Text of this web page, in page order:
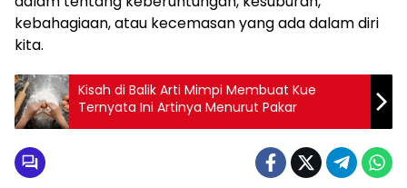
kebahagiaan, atau kecemasan yang ada dalam diri
kita.
Kisah di Balik Arti Mimpi Membuat Kue
Ternyata Ini Artinya Menurut Pakar